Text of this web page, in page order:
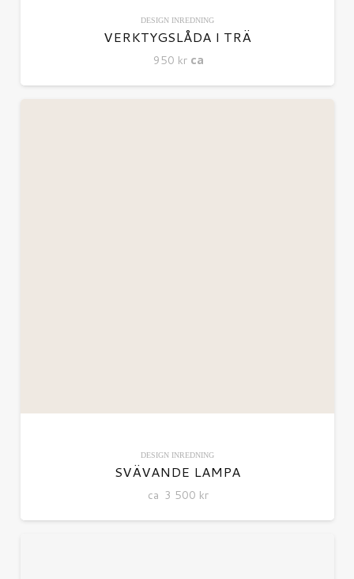
DESIGN INREDNING
VERKTYGSLÅDA I TRÄ
950 kr ca
DESIGN INREDNING
SVÄVANDE LAMPA
ca 3 500 kr